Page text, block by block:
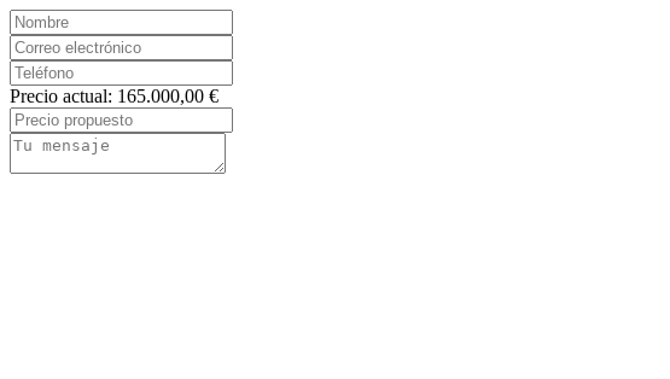
Precio actual: 165.000,00 €